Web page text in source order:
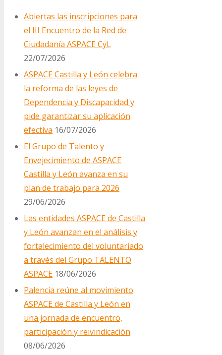
Abiertas las inscripciones para
el III Encuentro de la Red de
Ciudadanía ASPACE CyL
22/07/2026
ASPACE Castilla y León celebra
la reforma de las leyes de
Dependencia y Discapacidad y
pide garantizar su aplicación
efectiva 16/07/2026
El Grupo de Talento y
Envejecimiento de ASPACE
Castilla y León avanza en su
plan de trabajo para 2026
29/06/2026
Las entidades ASPACE de Castilla
y León avanzan en el análisis y
fortalecimiento del voluntariado
a través del Grupo TALENTO
ASPACE 18/06/2026
Palencia reúne al movimiento
ASPACE de Castilla y León en
una jornada de encuentro,
participación y reivindicación
08/06/2026